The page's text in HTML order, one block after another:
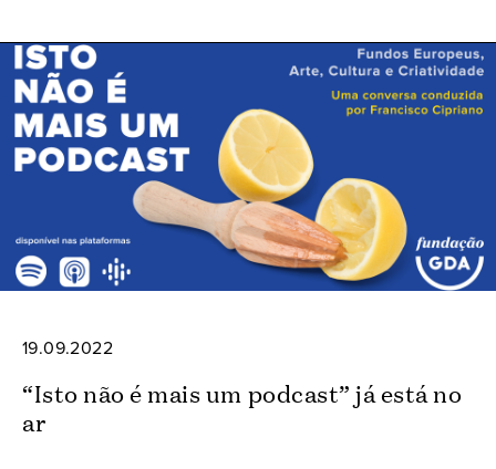
19.09.2022
“Isto não é mais um podcast” já está no
ar